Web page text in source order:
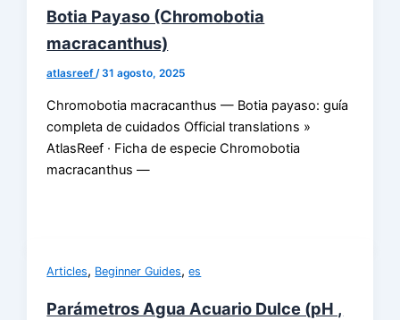
Botia Payaso (Chromobotia
macracanthus)
atlasreef/31 agosto, 2025
Chromobotia macracanthus — Botia payaso: guía
completa de cuidados Official translations »
AtlasReef · Ficha de especie Chromobotia
macracanthus —
Articles, Beginner Guides,es
Parámetros Agua Acuario Dulce (pH ,